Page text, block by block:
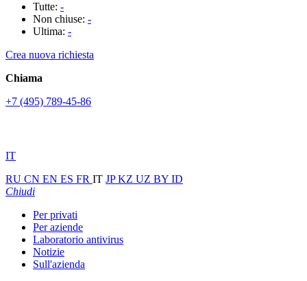
Tutte: -
Non chiuse: -
Ultima: -
Crea nuova richiesta
Chiama
+7 (495) 789-45-86
IT
RU CN EN ES FR IT JPKZ UZ BY ID
Chiudi
Per privati
Per aziende
Laboratorio antivirus
Notizie
Sull'azienda